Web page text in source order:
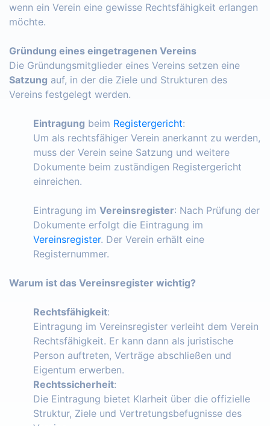
wenn ein Verein eine gewisse Rechtsfähigkeit erlangen
möchte.
Gründung eines eingetragenen Vereins
Die Gründungsmitglieder eines Vereins setzen eine
Satzung auf, in der die Ziele und Strukturen des
Vereins festgelegt werden.
Eintragung beim Registergericht:
Um als rechtsfähiger Verein anerkannt zu werden,
muss der Verein seine Satzung und weitere
Dokumente beim zuständigen Registergericht
einreichen.
Eintragung im Vereinsregister: Nach Prüfung der
Dokumente erfolgt die Eintragung im
Vereinsregister. Der Verein erhält eine
Registernummer.
Warum ist das Vereinsregister wichtig?
Rechtsfähigkeit:
Eintragung im Vereinsregister verleiht dem Verein
Rechtsfähigkeit. Er kann dann als juristische
Person auftreten, Verträge abschließen und
Eigentum erwerben.
Rechtssicherheit:
Die Eintragung bietet Klarheit über die offizielle
Struktur, Ziele und Vertretungsbefugnisse des